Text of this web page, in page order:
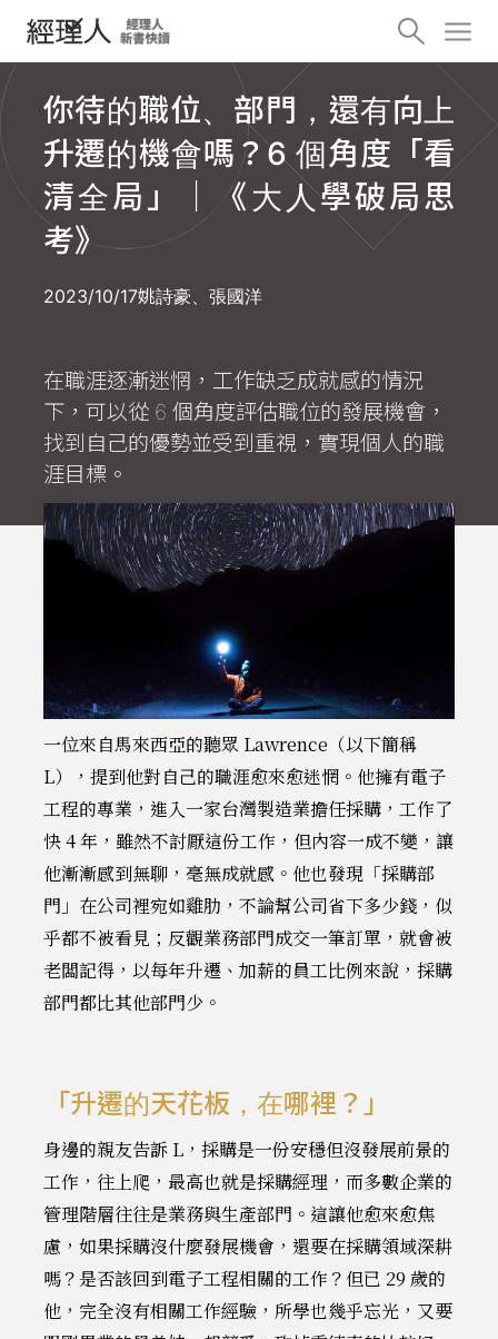
你待的職位、部門，還有向上
升遷的機會嗎？6 個角度「看
清全局」｜《大人學破局思
考》
2023/10/17姚詩豪、張國洋
在職涯逐漸迷惘，工作缺乏成就感的情況
下，可以從 6 個角度評估職位的發展機會，
找到自己的優勢並受到重視，實現個人的職
涯目標。
一位來自馬來西亞的聽眾 Lawrence（以下簡稱
L），提到他對自己的職涯愈來愈迷惘。他擁有電子
工程的專業，進入一家台灣製造業擔任採購，工作了
快 4 年，雖然不討厭這份工作，但內容一成不變，讓
他漸漸感到無聊，毫無成就感。他也發現「採購部
門」在公司裡宛如雞肋，不論幫公司省下多少錢，似
乎都不被看見；反觀業務部門成交一筆訂單，就會被
老闆記得，以每年升遷、加薪的員工比例來說，採購
部門都比其他部門少。
「升遷的天花板，在哪裡？」
身邊的親友告訴 L，採購是一份安穩但沒發展前景的
工作，往上爬，最高也就是採購經理，而多數企業的
管理階層往往是業務與生產部門。這讓他愈來愈焦
慮，如果採購沒什麼發展機會，還要在採購領域深耕
嗎？是否該回到電子工程相關的工作？但已 29 歲的
他，完全沒有相關工作經驗，所學也幾乎忘光，又要